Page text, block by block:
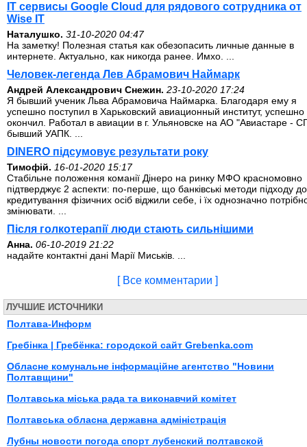
IT сервисы Google Cloud для рядового сотрудника от
Wise IT
Наталушко. 31-10-2020 04:47
На заметку! Полезная статья как обезопасить личные данные в
интернете. Актуально, как никогда ранее. Имхо. ...
Человек-легенда Лев Абрамович Наймарк
Андрей Александрович Снежин. 23-10-2020 17:24
Я бывший ученик Льва Абрамовича Наймарка. Благодаря ему я
успешно поступил в Харьковский авиационный институт, успешно
окончил. Работал в авиации в г. Ульяновске на АО "Авиастаре -
бывший УАПК. ...
DINERO підсумовує результати року
Тимофій. 16-01-2020 15:17
Стабільне положення команії Дінеро на ринку МФО красномовно
підтверджує 2 аспекти: по-перше, що банківські методи підходу до
кредитування фізичних осіб віджили себе, і їх однозначно
змінювати. ...
Після голкотерапії люди стають сильнішими
Анна. 06-10-2019 21:22
надайте контактні дані Марії Миськів. ...
[ Все комментарии ]
ЛУЧШИЕ ИСТОЧНИКИ
Полтава-Информ
Гребінка | Гребёнка: городской сайт Grebenka.com
Обласне комунальне інформаційне агентство "Новини
Полтавщини"
Полтавська міська рада та виконавчий комітет
Полтавська обласна державна адміністрація
Лубны новости погода спорт лубенский полтавской